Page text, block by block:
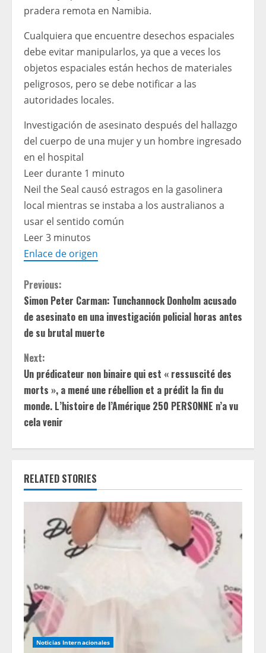
pradera remota en Namibia.
Cualquiera que encuentre desechos espaciales
debe evitar manipularlos, ya que a veces los
objetos espaciales están hechos de materiales
peligrosos, pero se debe notificar a las
autoridades locales.
Investigación de asesinato después del hallazgo
del cuerpo de una mujer y un hombre ingresado
en el hospital
Leer durante 1 minuto
Neil the Seal causó estragos en la gasolinera
local mientras se instaba a los australianos a
usar el sentido común
Leer 3 minutos
Enlace de origen
C
o
n
t
i
n
R
a
i
n
g
Previous:
Simon Peter Carman: Tunchannock Donholm acusado
de asesinato en una investigación policial horas antes
de su brutal muerte
Next:
Un prédicateur non binaire qui est « ressuscité des
morts », a mené une rébellion et a prédit la fin du
monde. L’histoire de l’Amérique 250 PERSONNE n’a vu
cela venir
RELATED STORIES
Noticias Internacionales